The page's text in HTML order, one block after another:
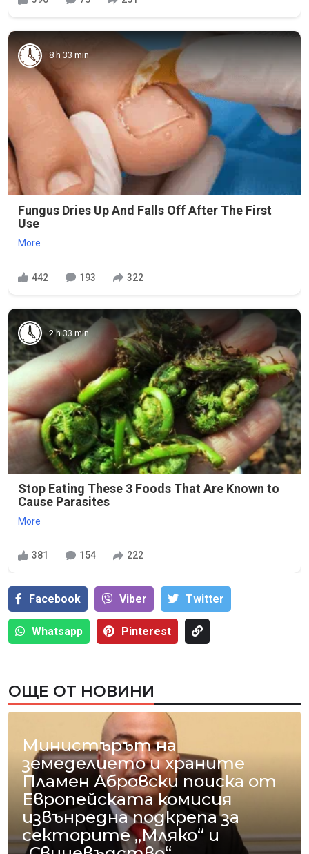
8 h 33 min
Fungus Dries Up And Falls Off After The First
Use
More
442 193 322
2 h 33 min
Stop Eating These 3 Foods That Are Known to
Cause Parasites
More
381 154 222
Facebook Viber Тwitter
Whatsapp Pinterest
ОЩЕ ОТ НОВИНИ
Министърът на
земеделието и храните
Пламен Абровски поиска от
Европейската комисия
извънредна подкрепа за
секторите „Мляко“ и